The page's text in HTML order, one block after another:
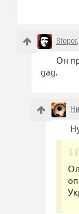
Stopor
Он
gag.